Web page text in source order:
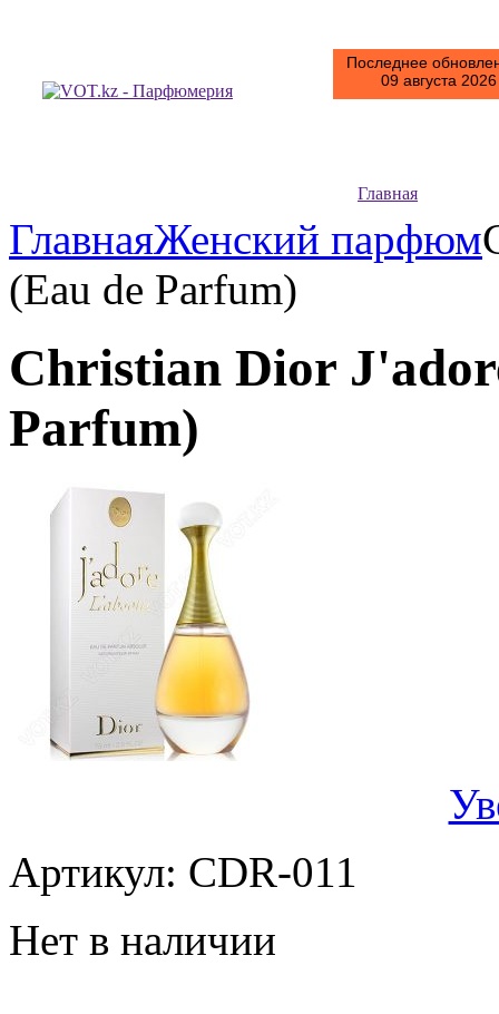
Последнее
09 августа
Главная
ГлавнаяЖенский парфюм
(Eau de Parfum)
Christian Dior
Parfum)
Артикул: CDR-011
Нет в наличии